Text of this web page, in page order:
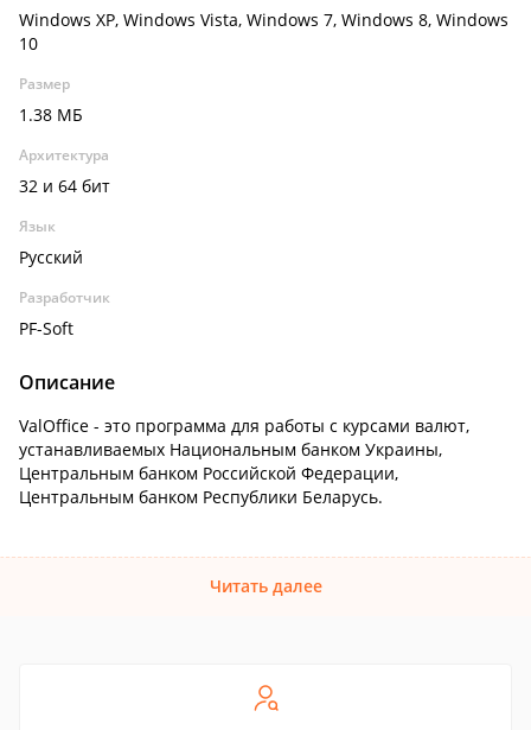
Windows XP, Windows Vista, Windows 7, Windows 8, Windows
10
Размер
1.38 МБ
Архитектура
32 и 64 бит
Язык
Русский
Разработчик
PF-Soft
Описание
ValOffice - это программа для работы с курсами валют,
устанавливаемых Национальным банком Украины,
Центральным банком Российской Федерации,
Центральным банком Республики Беларусь.
Читать далее